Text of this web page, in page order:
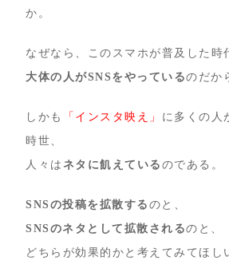
か。
なぜなら、このスマホが普及した時
大体の人がSNSをやっているのだか
しかも 「インスタ映え」 に多くの人
時世、
人々は ネタに飢えている のである。
SNSの投稿を拡散する のと、
SNSのネタとして拡散されるのと、
どちらが効果的かと考えてみてほし